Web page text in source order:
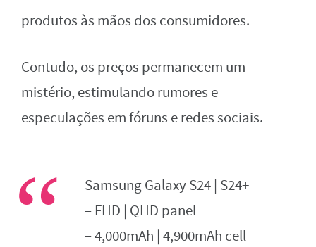
produtos às mãos dos consumidores.
Contudo, os preços permanecem um
mistério, estimulando rumores e
especulações em fóruns e redes sociais.
Samsung Galaxy S24 | S24+
– FHD | QHD panel
– 4,000mAh | 4,900mAh cell